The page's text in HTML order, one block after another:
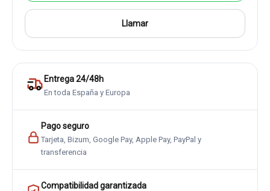
Llamar
Entrega 24/48h
En toda España y Europa
Pago seguro
Tarjeta, Bizum, Google Pay, Apple Pay, PayPal y
transferencia
Compatibilidad garantizada